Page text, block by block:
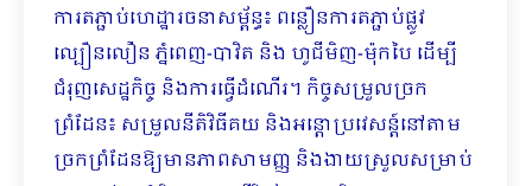
ការតភ្ជាប់ហេដ្ឋារចនាសម្ព័ន្ធ៖ ពន្លឿនការតភ្ជាប់ផ្លូវ
ល្បឿនលឿន ភ្នំពេញ-បាវិត និង ហូជីមិញ-ម៉ុកបៃ ដើម្បី
ជំរុញសេដ្ឋកិច្ច និងការធ្វើដំណើរ។ កិច្ចសម្រួលច្រក
ព្រំដែន៖ សម្រួលនីតិវិធីគយ និងអន្តោប្រវេសន្ត៍នៅតាម
ច្រកព្រំដែនឱ្យមានភាពសាមញ្ញ និងងាយស្រួលសម្រាប់